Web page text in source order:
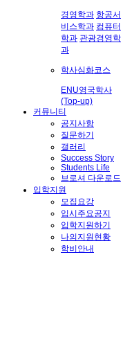
경영학과 항공서
비스학과 컴퓨터
학과 관광경영학
과
학사심화코스
ENU영국학사
(Top-up)
커뮤니티
공지사항
질문하기
갤러리
Success Story
Students Life
브로셔 다운로드
입학지원
모집요강
입시주요공지
입학지원하기
나의지원현황
학비안내